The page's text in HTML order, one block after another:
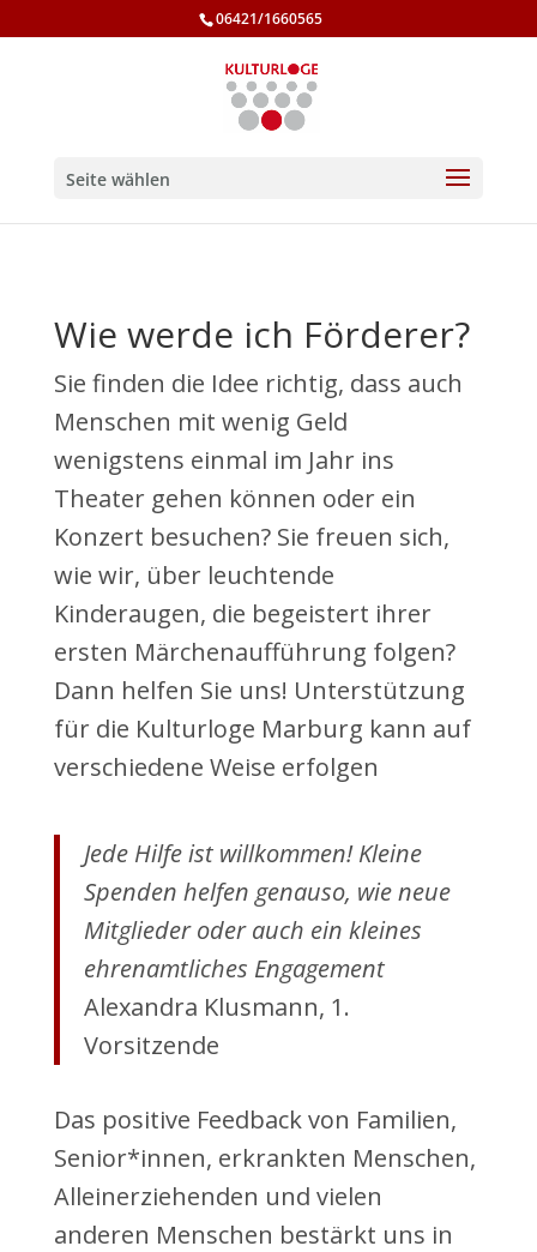
06421/1660565
Seite wählen
Wie werde ich Förderer?
Sie finden die Idee richtig, dass auch
Menschen mit wenig Geld
wenigstens einmal im Jahr ins
Theater gehen können oder ein
Konzert besuchen? Sie freuen sich,
wie wir, über leuchtende
Kinderaugen, die begeistert ihrer
ersten Märchenaufführung folgen?
Dann helfen Sie uns! Unterstützung
für die Kulturloge Marburg kann auf
verschiedene Weise erfolgen
Jede Hilfe ist willkommen! Kleine
Spenden helfen genauso, wie neue
Mitglieder oder auch ein kleines
ehrenamtliches Engagement
Alexandra Klusmann, 1.
Vorsitzende
Das positive Feedback von Familien,
Senior*innen, erkrankten Menschen,
Alleinerziehenden und vielen
anderen Menschen bestärkt uns in